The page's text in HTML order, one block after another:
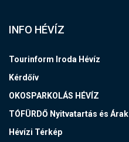
INFO HÉVÍZ
Tourinform Iroda Hévíz
Kérdőív
OKOSPARKOLÁS HÉVÍZ
TÓFÜRDŐ Nyitvatartás és Árak
Hévízi Térkép